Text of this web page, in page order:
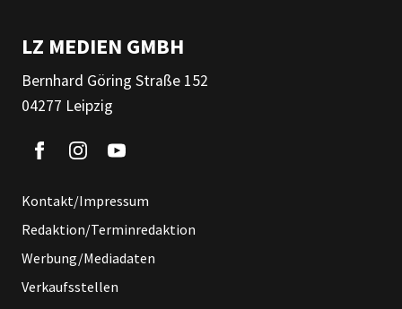
LZ MEDIEN GMBH
Bernhard Göring Straße 152
04277 Leipzig
Kontakt/Impressum
Redaktion/Terminredaktion
Werbung/Mediadaten
Verkaufsstellen